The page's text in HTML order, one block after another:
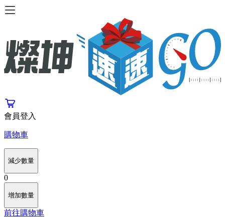
會員登入
購物車
減少數量
0
增加數量
前往購物車